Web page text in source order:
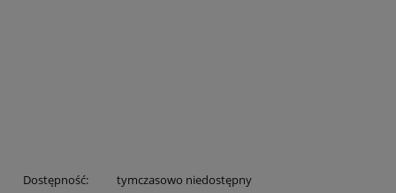
Dostępność: tymczasowo niedostępny